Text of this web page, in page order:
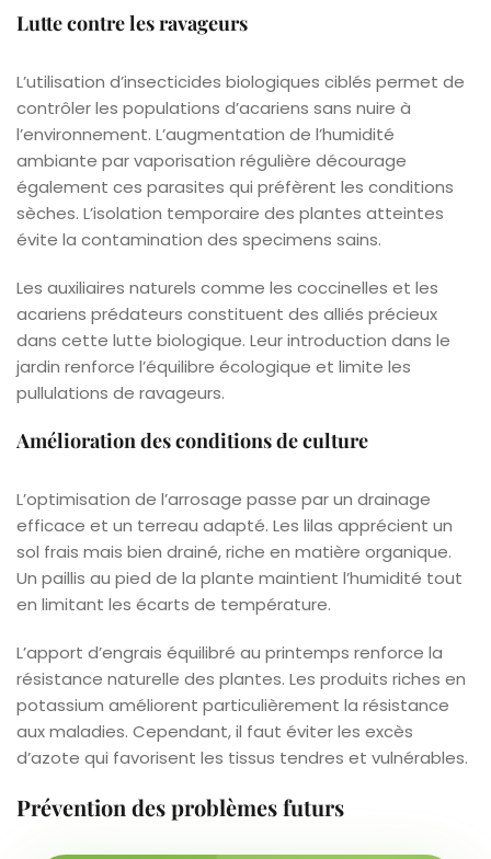
Lutte contre les ravageurs
L’utilisation d’insecticides biologiques ciblés permet de
contrôler les populations d’acariens sans nuire à
l’environnement. L’augmentation de l’humidité
ambiante par vaporisation régulière décourage
également ces parasites qui préfèrent les conditions
sèches. L’isolation temporaire des plantes atteintes
évite la contamination des specimens sains.
Les auxiliaires naturels comme les coccinelles et les
acariens prédateurs constituent des alliés précieux
dans cette lutte biologique. Leur introduction dans le
jardin renforce l’équilibre écologique et limite les
pullulations de ravageurs.
Amélioration des conditions de culture
L’optimisation de l’arrosage passe par un drainage
efficace et un terreau adapté. Les lilas apprécient un
sol frais mais bien drainé, riche en matière organique.
Un paillis au pied de la plante maintient l’humidité tout
en limitant les écarts de température.
L’apport d’engrais équilibré au printemps renforce la
résistance naturelle des plantes. Les produits riches en
potassium améliorent particulièrement la résistance
aux maladies. Cependant, il faut éviter les excès
d’azote qui favorisent les tissus tendres et vulnérables.
Prévention des problèmes futurs